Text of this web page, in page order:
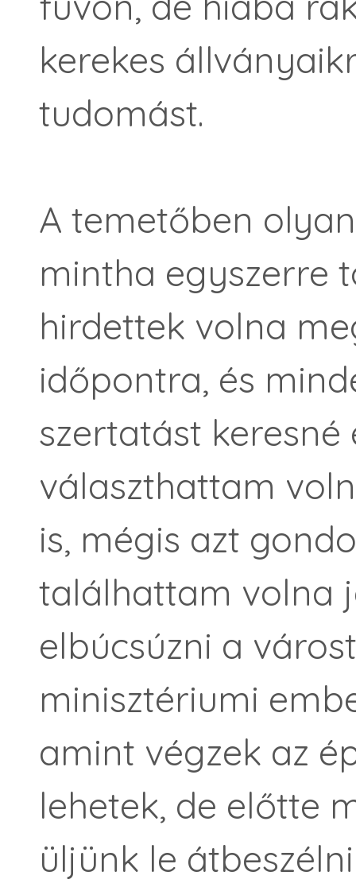
kerekes
tudomást.
A temetőben
mintha egyszerre
hirdettek volna
időpontra, és
szertatást keresné
választhattam
is, mégis azt
találhattam volna
elbúcsúzni a
minisztériumi
amint végzek az
lehetek, de előtte
üljünk le